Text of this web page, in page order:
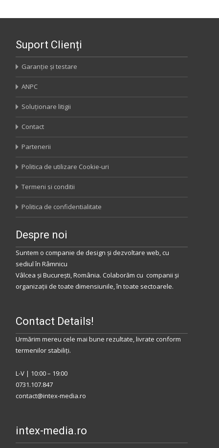
Suport Clienți
Garanție și testare
ANPC
Soluționare litigii
Contact
Partenerii
Politica de utilizare Cookie-uri
Termeni si conditii
Politica de confidentialitate
Despre noi
Suntem o companie de design și dezvoltare web, cu
sediulîn Râmnicu
Vâlcea și București,România. Colaborăm cu companii și
organizații de toate dimensiunile, în toate sectoarele.
Contact Details!
Urmărim mereu cele mai bune rezultate, livrate conform
termenilor stabiliţi.
L-V | 10:00 – 19:00
0731.107.847
contact@intex-media.ro
intex-media.ro